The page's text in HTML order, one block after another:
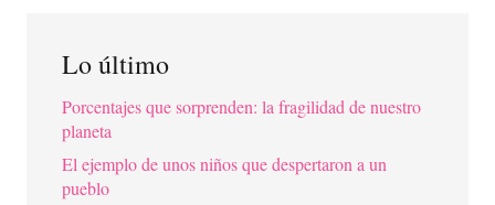
Lo último
Porcentajes que sorprenden: la fragilidad de nuestro
planeta
El ejemplo de unos niños que despertaron a un
pueblo